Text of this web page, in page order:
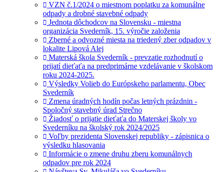
VZN č.1/2024 o miestnom poplatku za komunálne
odpady a drobné stavebné odpady
Jednota dôchodcov na Slovensku - miestna
organizácia Svederník, 15. výročie založenia
Zberné a odvozné miesta na triedený zber odpadov v
lokalite Lipová Alej
Materská škola Svederník - prevzatie rozhodnutí o
prijatí dieťaťa na predprimárne vzdelávanie v školskom
roku 2024-2025.
Výsledky Volieb do Európskeho parlamentu, Obec
Svederník
Zmena úradných hodín počas letných prázdnin -
Spoločný stavebný úrad Strečno
Žiadosť o prijatie dieťaťa do Materskej školy vo
Svederníku na školský rok 2024/2025
Voľby prezidenta Slovenskej republiky - zápisnica o
výsledku hlasovania
Informácie o zmene druhu zberu komunálnych
odpadov pre rok 2024